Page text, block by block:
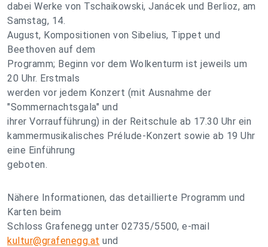
dabei Werke von Tschaikowski, Janácek und Berlioz, am
Samstag, 14.
August, Kompositionen von Sibelius, Tippet und
Beethoven auf dem
Programm; Beginn vor dem Wolkenturm ist jeweils um
20 Uhr. Erstmals
werden vor jedem Konzert (mit Ausnahme der
"Sommernachtsgala" und
ihrer Vorraufführung) in der Reitschule ab 17.30 Uhr ein
kammermusikalisches Prélude-Konzert sowie ab 19 Uhr
eine Einführung
geboten.
Nähere Informationen, das detaillierte Programm und
Karten beim
Schloss Grafenegg unter 02735/5500, e-mail
kultur@grafenegg.at und